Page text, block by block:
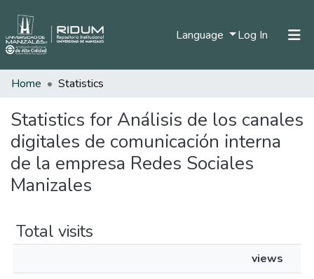
Language Log In (current)
Communities & Collections
All of DSpace
Home Statistics
Statistics for Análisis de los canales
digitales de comunicación interna
de la empresa Redes Sociales
Manizales
Total visits
views